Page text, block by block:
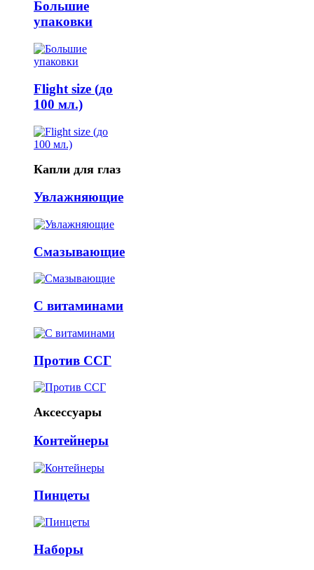
Большие
упаковки
Flight size (до
100 мл.)
Капли для глаз
Увлажняющие
Смазывающие
С витаминами
Против ССГ
Аксессуары
Контейнеры
Пинцеты
Наборы